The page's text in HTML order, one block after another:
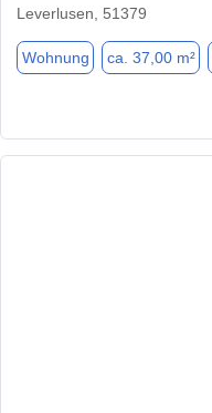
Leverlusen, 51379
Wohnung ca. 37,00 m²